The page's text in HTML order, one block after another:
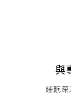
與
睡眠深